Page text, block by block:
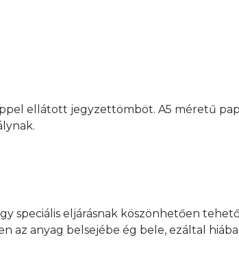
ellátott jegyzettömböt. A5 méretű
speciális eljárásnak köszönhetően
anyag belsejébe ég bele, ezáltal